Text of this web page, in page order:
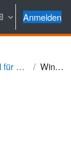
Anmelden
Lehrstuhl für Neuere Geschichte (Prof. Rudolph) Wintersemester 15/16